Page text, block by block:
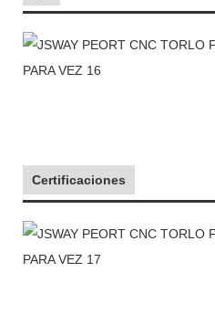
Certificaciones